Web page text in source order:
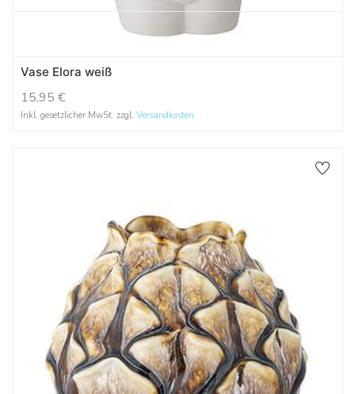
Vase Elora weiß
15,95 €
Inkl. gesetzlicher MwSt. zzgl. Versandkosten